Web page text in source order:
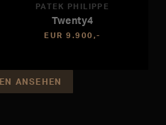
PATEK PHILIPPE
Twenty4
EUR 9.900,-
ANSEHEN